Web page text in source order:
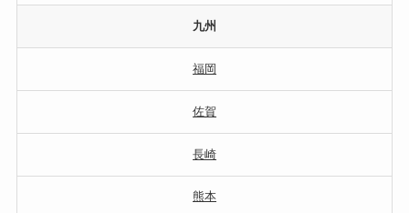
九州
福岡
佐賀
長崎
熊本